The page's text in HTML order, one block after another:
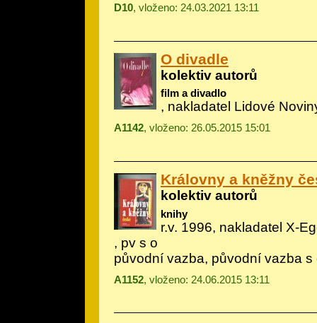
D10, vloženo: 24.03.2021 13:11
O divadle
kolektiv autorů
film a divadlo
, nakladatel Lidové
A1142, vloženo: 26.05.2015 15:01
Královny a kněžny
kolektiv autorů
knihy
r.v. 1996, nakladatel X-
, pv s o
původní vazba, původní vazba s
A1152, vloženo: 24.06.2015 13:11